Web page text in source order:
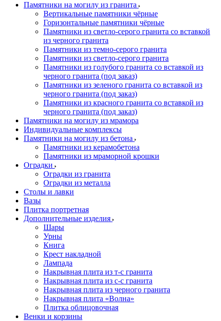
Памятники на могилу из гранита
Вертикальные памятники чёрные
Горизонтальные памятники чёрные
Памятники из светло-серого гранита со вставкой
из черного гранита
Памятники из темно-серого гранита
Памятники из светло-серого гранита
Памятники из голубого гранита со вставкой из
черного гранита (под заказ)
Памятники из зеленого гранита со вставкой из
черного гранита (под заказ)
Памятники из красного гранита со вставкой из
черного гранита (под заказ)
Памятники на могилу из мрамора
Индивидуальные комплексы
Памятники на могилу из бетона
Памятники из керамобетона
Памятники из мраморной крошки
Оградки
Оградки из гранита
Оградки из металла
Столы и лавки
Вазы
Плитка портретная
Дополнительные изделия
Шары
Урны
Книга
Крест накладной
Лампада
Накрывная плита из т-с гранита
Накрывная плита из с-с гранита
Накрывная плита из черного гранита
Накрывная плита «Волна»
Плитка облицовочная
Венки и корзины